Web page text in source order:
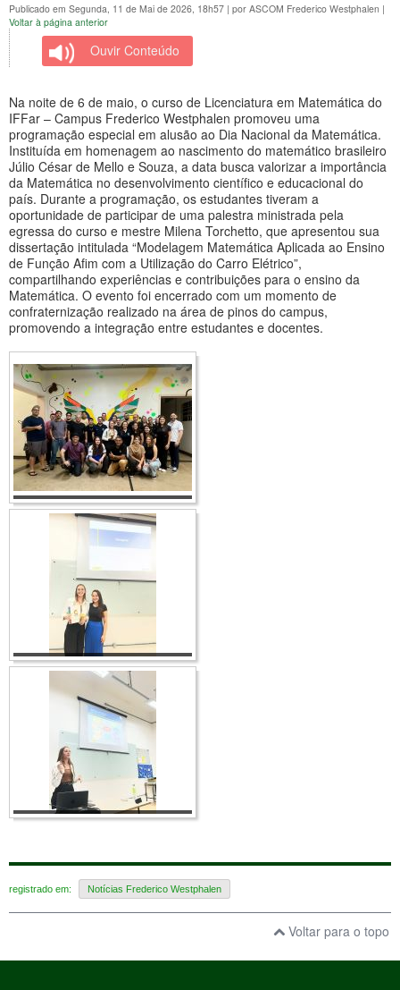
Publicado em Segunda, 11 de Mai de 2026, 18h57 | por ASCOM Frederico Westphalen |
Voltar à página anterior
Ouvir Conteúdo
Na noite de 6 de maio, o curso de Licenciatura em Matemática do
IFFar – Campus Frederico Westphalen promoveu uma
programação especial em alusão ao Dia Nacional da Matemática.
Instituída em homenagem ao nascimento do matemático brasileiro
Júlio César de Mello e Souza, a data busca valorizar a importância
da Matemática no desenvolvimento científico e educacional do
país. Durante a programação, os estudantes tiveram a
oportunidade de participar de uma palestra ministrada pela
egressa do curso e mestre Milena Torchetto, que apresentou sua
dissertação intitulada “Modelagem Matemática Aplicada ao Ensino
de Função Afim com a Utilização do Carro Elétrico”,
compartilhando experiências e contribuições para o ensino da
Matemática. O evento foi encerrado com um momento de
confraternização realizado na área de pinos do campus,
promovendo a integração entre estudantes e docentes.
registrado em: Notícias Frederico Westphalen
Voltar para o topo